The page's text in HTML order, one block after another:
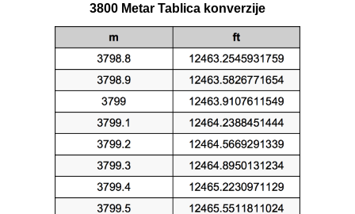
3800 Metar Tablica konverzije